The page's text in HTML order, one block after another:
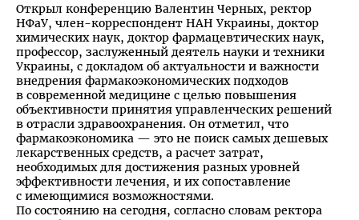
Открыл конференцию Валентин Черных, ректор
НФаУ, член-корреспондент НАН Украины, доктор
химических наук, доктор фармацевтических наук,
профессор, заслуженный деятель науки и техники
Украины, с докладом об актуальности и важности
внедрения фармакоэкономических подходов
в современной медицине с целью повышения
объективности принятия управленческих решений
в отрасли здравоохранения. Он отметил, что
фармакоэкономика — это не поиск самых дешевых
лекарственных средств, а расчет затрат,
необходимых для достижения разных уровней
эффективности лечения, и их сопоставление
с имеющимися возможностями.
По состоянию на сегодня, согласно словам ректора